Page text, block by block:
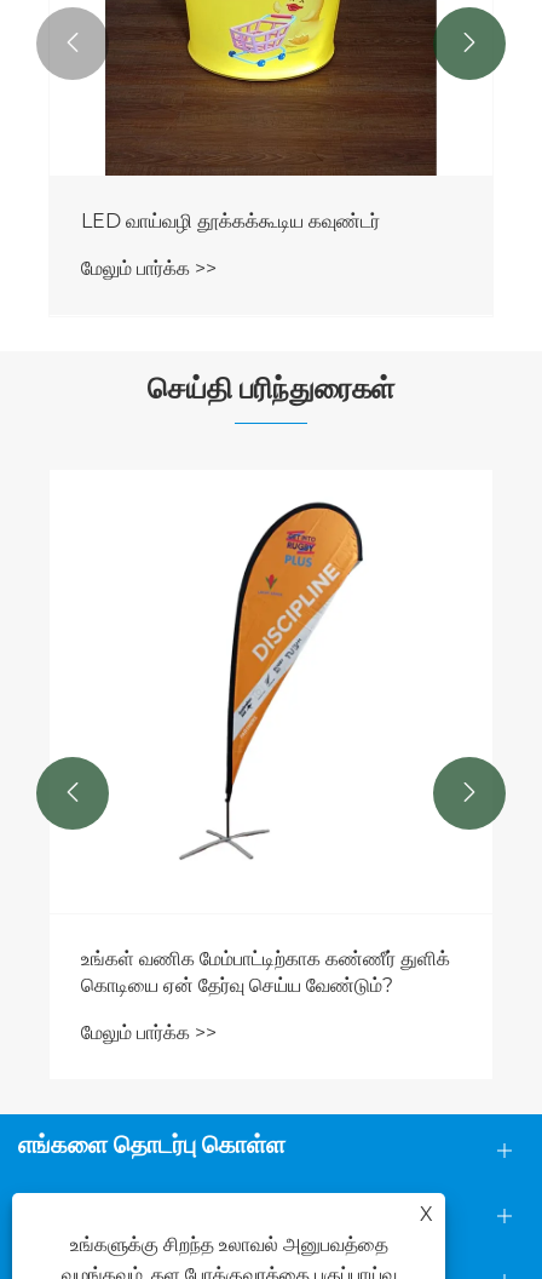
எல்இடி சுற்று தூக்கக்கூடிய கவுண்டர்
மேலும் பார்க்க >>
 
செய்தி பரிந்துரைகள்
ஏய், ஒரு சாலிட் பேக்ட்ராப் ஸ்டாண்ட் ஃப்ரேம்
வேண்டுமா? பேசுவோம்.
 
எங்களை தொடர்பு கொள்ள
X
உங்களுக்கு சிறந்த உலாவல் அனுபவத்தை